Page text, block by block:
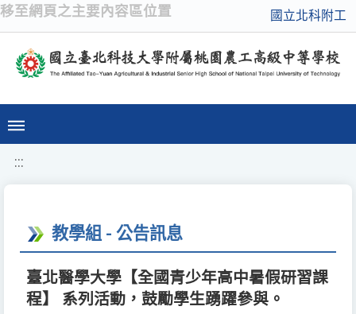
移至網頁之主要內容區位置 國立北科附工
:::
教學組 - 公告訊息
臺北醫學大學【全國青少年高中暑假研習課
程】 系列活動，鼓勵學生踴躍參與。